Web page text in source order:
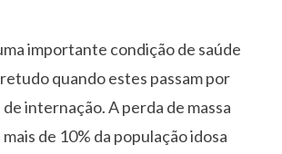
importante condição de saúde
quando estes passam por
internação. A perda de massa
de 10% da população idosa